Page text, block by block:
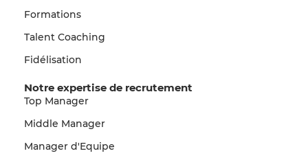
Formations
Talent Coaching
Fidélisation
Notre expertise de recrutement
Top Manager
Middle Manager
Manager d'Equipe